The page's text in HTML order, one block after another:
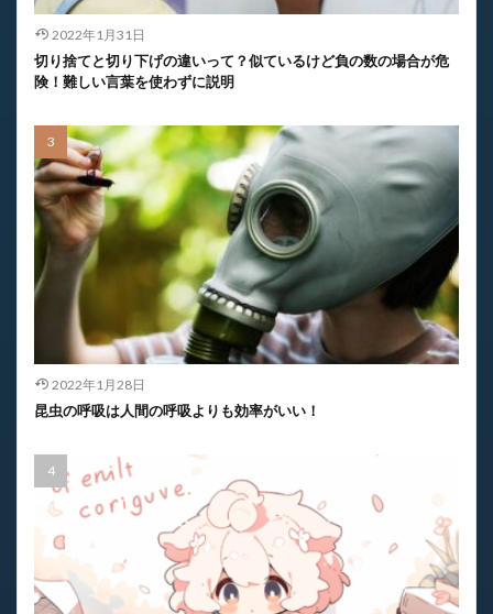
2022年1月31日
切り捨てと切り下げの違いって？似ているけど負の数の場合が危
険！難しい言葉を使わずに説明
2022年1月28日
昆虫の呼吸は人間の呼吸よりも効率がいい！